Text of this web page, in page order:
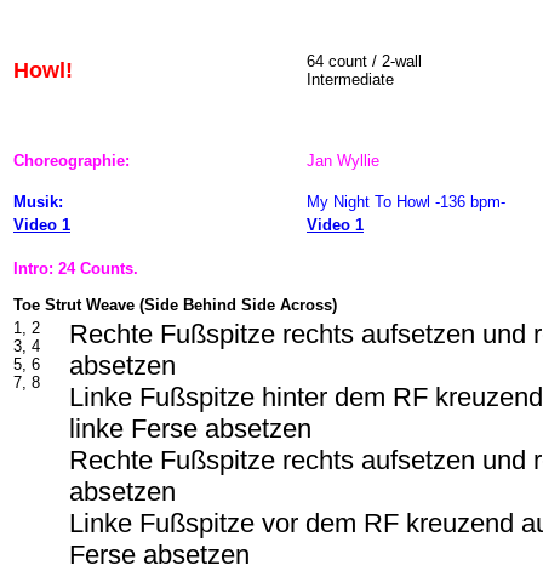
Howl!
64 count / 2-wall
Intermediate
Choreographie: Jan Wyllie
Musik:
My Night To Howl -136 bpm-
Video 1
Video 1
Intro: 24 Counts.
Toe Strut Weave (Side Behind Side Across)
1, 2
3, 4
5, 6
7, 8
Rechte Fußspitze rechts aufsetzen und
absetzen
Linke Fußspitze hinter dem RF
linke Ferse absetzen
Rechte Fußspitze rechts aufsetzen und
absetzen
Linke Fußspitze vor dem RF kreuzend
Ferse absetzen